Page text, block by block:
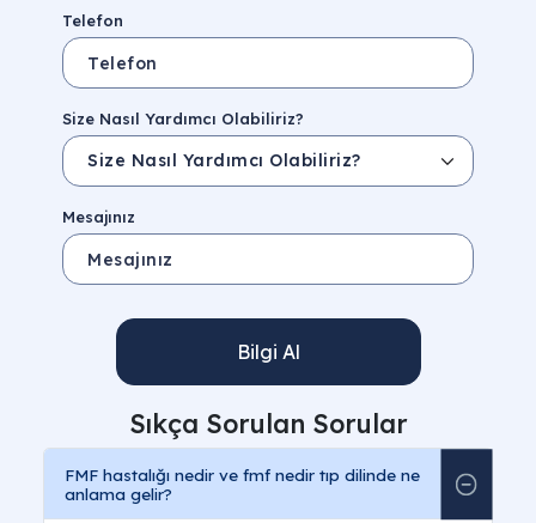
Telefon
Size Nasıl Yardımcı Olabiliriz?
Mesajınız
Bilgi Al